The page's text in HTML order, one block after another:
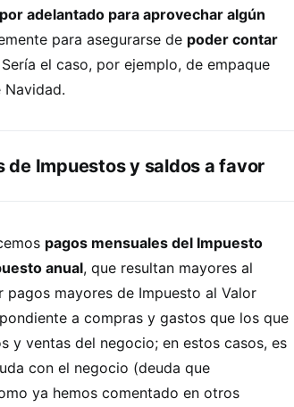
adelantado para aprovechar algún
para asegurarse de poder contar
Sería el caso, por ejemplo, de empaque
Navidad.
de Impuestos y saldos a favor
pagos mensuales del Impuesto
anual, que resultan mayores al
mayores de Impuesto al Valor
a compras y gastos que los que
y ventas del negocio; en estos casos, es
con el negocio (deuda que
ya hemos comentado en otros